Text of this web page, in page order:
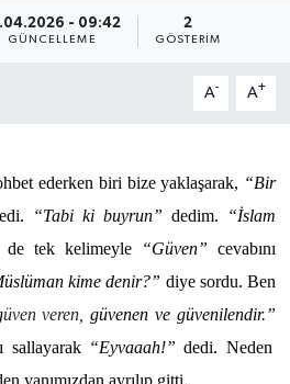
- 09:42
GÜNCELLEME
2
GÖSTERIM
A- A+
ederken biri bize yaklaşarak, “Bir
“Tabi ki buyrun” dedim.
“İslam
tek kelimeyle “Güven” cevabını
kime denir?” diye sordu. Ben
üven veren,güvenen ve güvenilendir.”
sallayarak “Eyvaaah!” dedi. Neden